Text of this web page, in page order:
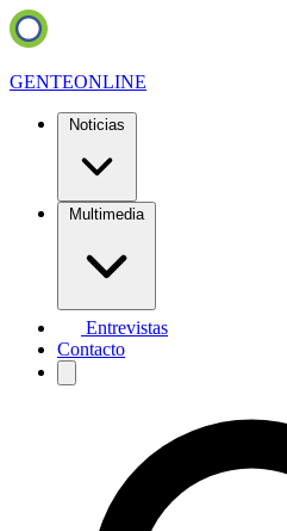
GENTEONLINE
Noticias
Multimedia
Entrevistas
Contacto